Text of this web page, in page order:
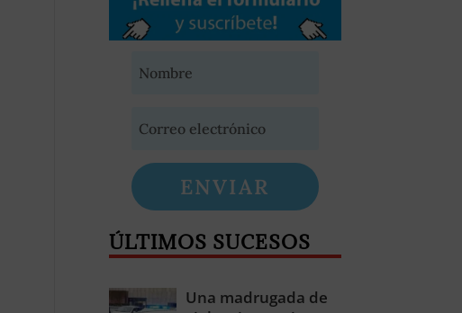
ENVIAR
ÚLTIMOS SUCESOS
Una madrugada de